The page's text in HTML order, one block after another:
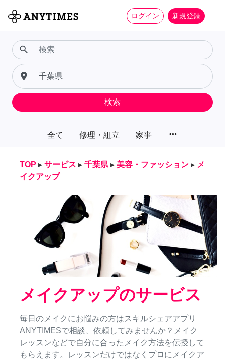
ログイン 新規登録
全て 修理・組立 家事 more_horiz
search
place
検索
TOP ▸ サービス ▸ 千葉県 ▸ 美容・ファッション ▸ メ
イクアップ
メイクアップのサービス
毎日のメイクにお悩みの方はスキルシェアアプリ
ANYTIMESで相談、依頼してみませんか？メイク
レッスンなどで自分に合ったメイク方法を伝授して
もらえます。レッスンだけではなくプロにメイクア